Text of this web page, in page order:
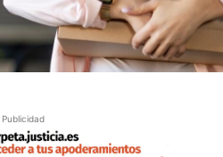
Publicidad